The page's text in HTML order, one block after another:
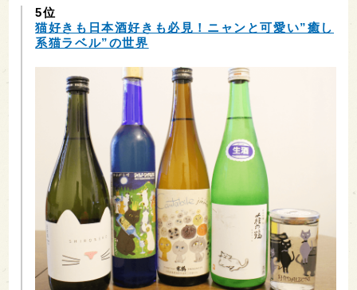
5位
猫好きも日本酒好きも必見！ニャンと可愛い”癒し
系猫ラベル”の世界